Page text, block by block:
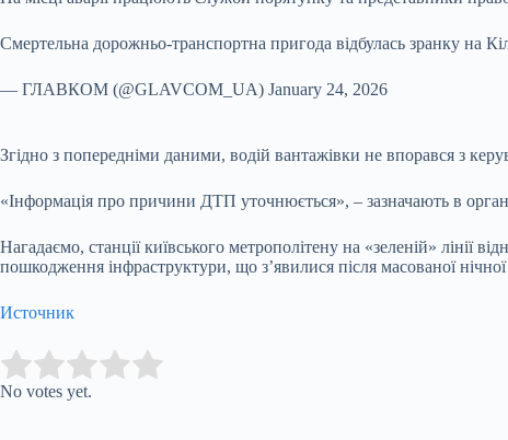
Смертельна дорожньо-транспортна пригода відбулась зранку на
— ГЛАВКОМ (@GLAVCOM_UA) January 24, 2026
Згідно з попередніми даними, водій вантажівки не впорався з
«Інформація про причини ДТП уточнюється», – зазначають в
Нагадаємо, станції київського метрополітену на «зеленій»
пошкодження інфраструктури, що з’явилися після масованої нічної
Источник
Rate this item:
No votes yet.